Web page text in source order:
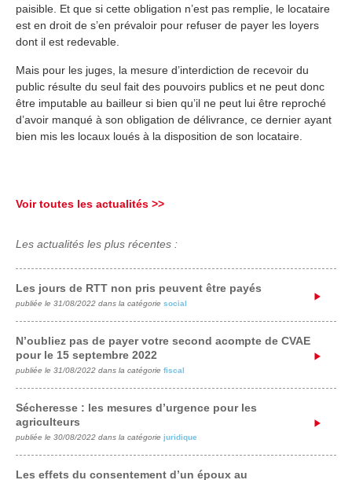
paisible. Et que si cette obligation n’est pas remplie, le locataire
est en droit de s’en prévaloir pour refuser de payer les loyers
dont il est redevable.
Mais pour les juges, la mesure d’interdiction de recevoir du
public résulte du seul fait des pouvoirs publics et ne peut donc
être imputable au bailleur si bien qu’il ne peut lui être reproché
d’avoir manqué à son obligation de délivrance, ce dernier ayant
bien mis les locaux loués à la disposition de son locataire.
Voir toutes les actualités >>
Les actualités les plus récentes :
Les jours de RTT non pris peuvent être payés
publiée le 31/08/2022 dans la catégorie social
N’oubliez pas de payer votre second acompte de CVAE
pour le 15 septembre 2022
publiée le 31/08/2022 dans la catégorie fiscal
Sécheresse : les mesures d’urgence pour les
agriculteurs
publiée le 30/08/2022 dans la catégorie juridique
Les effets du consentement d’un époux au